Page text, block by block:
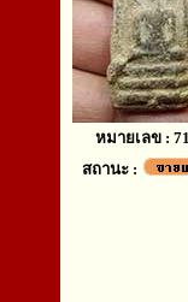
หมายเลข :
สถานะ :